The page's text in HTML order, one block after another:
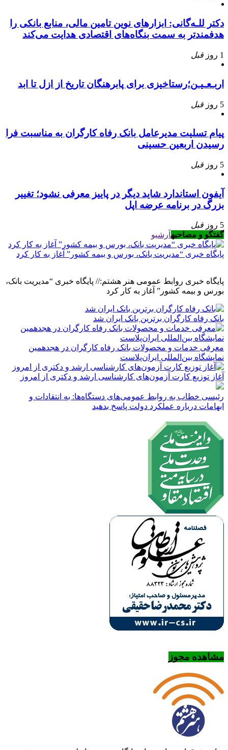
دکتر للـه‌گانی: ابزارهای نوین تامین مالی، منابع بانکی را
هدفمندتر به سمت بنگاه‌های اقتصادی هدایت می‌کند
1 روز قبل
اربـعـیـن؛رستاخیزی برای پابرهنگان تاریخ از ازل تا ابد
5 روز قبل
پیام تسلیت مدیرعامل بانک رفاه کارگران به مناسبت فرا
رسیدن اربعین حسینی
5 روز قبل
آیفون استاندارد شاید دیگر در پاییز معرفی نشود؛ تغییر
بزرگ در برنامه عرضه اپل
5 روز
قبل
گفتگو و مصاحبهآرشیو
پایگاه خبری “مدیریت بانک، بورس و بیمه کشور” آغاز به کار کرد
پایگاه خبری روابط عمومی هنر هشتم:// پایگاه خبری “مدیریت بانک،
بورس و بیمه کشور” آغاز به کار کرد
بانک رفاه کارگران برترین بانک ایران شد
معرفی خدمات و محصولات بانک رفاه کارگران در هجدهمین
نمایشگاه بین‌المللی ایران‌پلاست
آغاز توزیع کارت آزمون‌های کارشناسی ارشد و دکتری از امروز
رئیسی خطاب به روابط عمومی‌های دستگاه‌ها: به انتقادات و
ابهامات درباره عملکرد دولت پاسخ بدهید
مشاهده مجوز